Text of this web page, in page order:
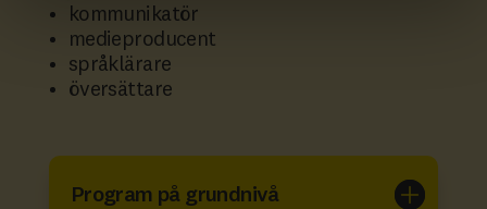
kommunikatör
medieproducent
språklärare
översättare
Program på grundnivå